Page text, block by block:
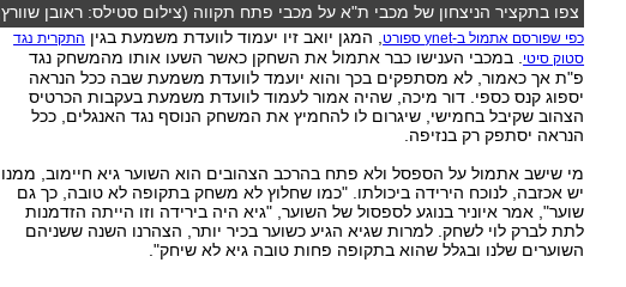
צפו בתקציר הניצחון של מכבי ת"א על מכבי פתח תקווה (צילום סטילס: ראובן שוורץ,
וידאו: ספורט 5)
כפי שפורסם אתמול ב-ynet ספורט , המגן יואב זיו יעמוד לוועדת משמעת בגין התקרית נגד
סטוק סיטי
. במכבי הענישו כבר אתמול את השחקן כאשר השעו אותו מהמשחק נגד
פ"ת אך כאמור, לא מסתפקים בכך והוא יועמד לוועדת משמעת שבה ככל הנראה
יספוג קנס כספי. דור מיכה, שהיה אמור לעמוד לוועדת משמעת בעקבות הכרטיס
הצהוב שקיבל בחמישי, שיגרום לו להחמיץ את המשחק הנוסף נגד האנגלים, ככל
הנראה יסתפק רק בנזיפה.
מי שישב אתמול על הספסל ולא פתח בהרכב הצהובים הוא השוער גיא חיימוב, ממנו
יש אכזבה, לנוכח הירידה ביכולתו. "כמו שחלוץ לא משחק בתקופה לא טובה, כך גם
שוער", אמר איוניר בנוגע לספסול של השוער, "גיא היה בירידה וזו הייתה הזדמנות
לתת לברק לוי לשחק. למרות שגיא הגיע כשוער בכיר יותר, הצהרנו השנה ששניהם
השוערים שלנו ובגלל שהוא בתקופה פחות טובה גיא לא שיחק".